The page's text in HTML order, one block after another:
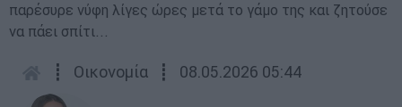
παρέσυρε νύφη λίγες ώρες μετά το γάμο της και ζητούσε
να πάει σπίτι...
┋ Οικονομία ┋ 08.05.2026 05:44